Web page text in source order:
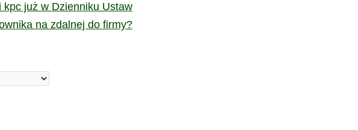
już w Dzienniku Ustaw
na zdalnej do firmy?